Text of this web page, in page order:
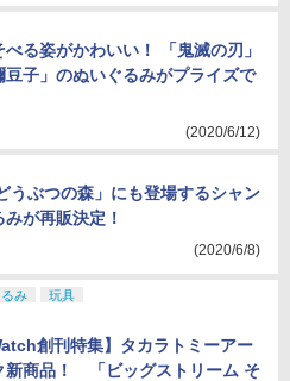
る姿がかわいい！ 「鬼滅の刃」
豆子」のぬいぐるみがプライズで
(2020/6/12)
うぶつの森」にも登場するシャン
が再販決定！
(2020/6/8)
み
玩具
創刊特集】タカラトミーアー
新商品！ 「ビッグストリーム そ